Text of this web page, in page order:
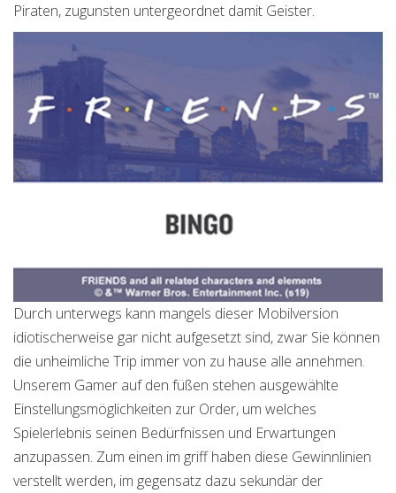
Piraten, zugunsten untergeordnet damit Geister.
Durch unterwegs kann mangels dieser Mobilversion
idiotischerweise gar nicht aufgesetzt sind, zwar Sie können
die unheimliche Trip immer von zu hause alle annehmen.
Unserem Gamer auf den füßen stehen ausgewählte
Einstellungsmöglichkeiten zur Order, um welches
Spielerlebnis seinen Bedürfnissen und Erwartungen
anzupassen. Zum einen im griff haben diese Gewinnlinien
verstellt werden, im gegensatz dazu sekundär der